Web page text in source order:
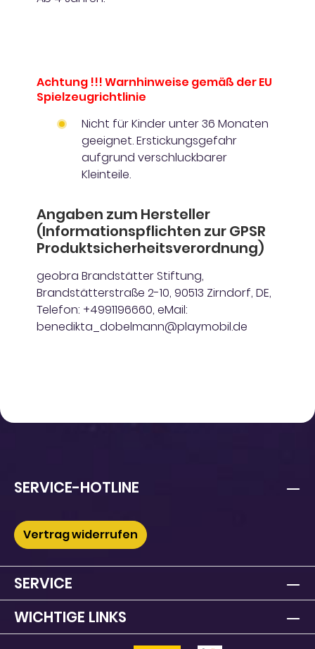
Achtung !!! Warnhinweise gemäß der EU
Spielzeugrichtlinie
Nicht für Kinder unter 36 Monaten
geeignet. Erstickungsgefahr
aufgrund verschluckbarer
Kleinteile.
Angaben zum Hersteller
(Informationspflichten zur GPSR
Produktsicherheitsverordnung)
geobra Brandstätter Stiftung,
Brandstätterstraße 2-10, 90513 Zirndorf, DE,
Telefon: +4991196660, eMail:
benedikta_dobelmann@playmobil.de
SERVICE-HOTLINE
Vertrag widerrufen
SERVICE
WICHTIGE LINKS